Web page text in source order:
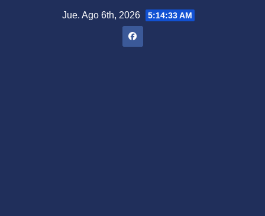
Jue. Ago 6th, 2026 5:14:34 AM